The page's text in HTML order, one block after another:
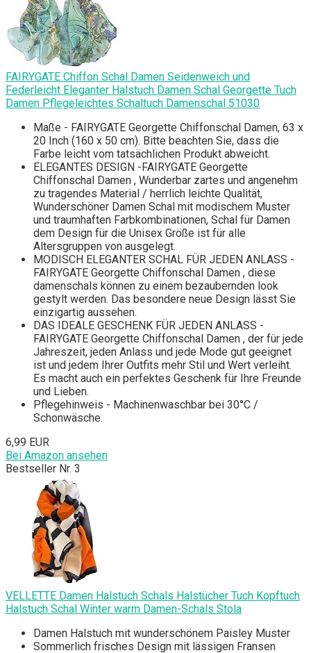
FAIRYGATE Chiffon Schal Damen Seidenweich und
Federleicht Eleganter Halstuch Damen Schal Georgette Tuch
Damen Pflegeleichtes Schaltuch Damenschal 51030
Maße - FAIRYGATE Georgette Chiffonschal Damen, 63 x
20 Inch (160 x 50 cm). Bitte beachten Sie, dass die
Farbe leicht vom tatsächlichen Produkt abweicht.
ELEGANTES DESIGN -FAIRYGATE Georgette
Chiffonschal Damen , Wunderbar zartes und angenehm
zu tragendes Material / herrlich leichte Qualität,
Wunderschöner Damen Schal mit modischem Muster
und traumhaften Farbkombinationen, Schal für Damen
dem Design für die Unisex Größe ist für alle
Altersgruppen von ausgelegt.
MODISCH ELEGANTER SCHAL FÜR JEDEN ANLASS -
FAIRYGATE Georgette Chiffonschal Damen , diese
damenschals können zu einem bezaubernden look
gestylt werden. Das besondere neue Design lässt Sie
einzigartig aussehen.
DAS IDEALE GESCHENK FÜR JEDEN ANLASS -
FAIRYGATE Georgette Chiffonschal Damen , der für jede
Jahreszeit, jeden Anlass und jede Mode gut geeignet
ist und jedem Ihrer Outfits mehr Stil und Wert verleiht.
Es macht auch ein perfektes Geschenk für Ihre Freunde
und Lieben.
Pflegehinweis - Machinenwaschbar bei 30°C /
Schonwäsche.
6,99 EUR
Bei Amazon ansehen
Bestseller Nr. 3
VELLETTE Damen Halstuch Schals Halstücher Tuch Kopftuch
Halstuch Schal Winter warm Damen-Schals Stola
Damen Halstuch mit wunderschönem Paisley Muster
Sommerlich frisches Design mit lässigen Fransen